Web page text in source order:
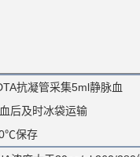
抗凝管采集5ml静脉血
后及时冰袋运输
保存